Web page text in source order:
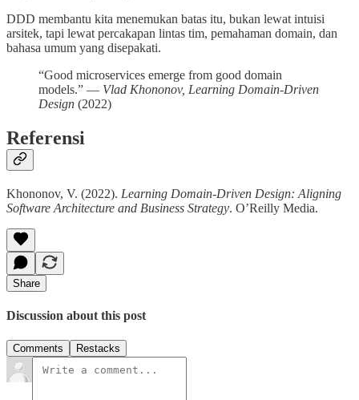
DDD membantu kita menemukan batas itu, bukan lewat intuisi
arsitek, tapi lewat percakapan lintas tim, pemahaman domain, dan
bahasa umum yang disepakati.
“Good microservices emerge from good domain
models.” — Vlad Khononov, Learning Domain-Driven
Design (2022)
Referensi
Khononov, V. (2022). Learning Domain-Driven Design: Aligning
Software Architecture and Business Strategy. O’Reilly Media.
Share
Discussion about this post
Comments Restacks